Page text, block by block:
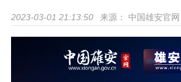
2023-03-01 21:13:50 来源： 中国雄安官网